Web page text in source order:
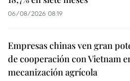
06/08/2026 08:19
Empresas chinas ven gran
de cooperación con Vietnam
mecanización agrícola